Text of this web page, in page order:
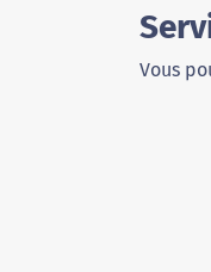
Vous